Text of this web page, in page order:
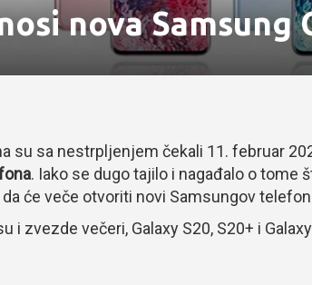
nova
su sa nestrpljenjem čekali 11. februar
. Iako se dugo tajilo i nagađalo o tome
će veče otvoriti novi Samsungov telefon
i zvezde večeri, Galaxy S20, S20+ i